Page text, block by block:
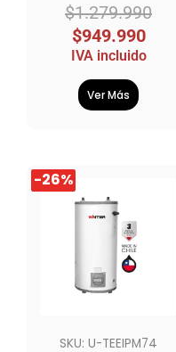
$1.279.990
$949.990
IVA incluido
Ver Más
-26%
-26%
SKU: U-TEEIPM74
El
precio
original
$2.989.990.
El
precio
$2.209.990.